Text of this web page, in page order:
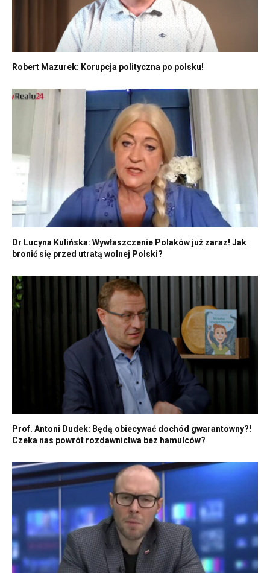
Robert Mazurek: Korupcja polityczna po polsku!
Dr Lucyna Kulińska: Wywłaszczenie Polaków już zaraz! Jak
bronić się przed utratą wolnej Polski?
Prof. Antoni Dudek: Będą obiecywać dochód gwarantowny?!
Czeka nas powrót rozdawnictwa bez hamulców?